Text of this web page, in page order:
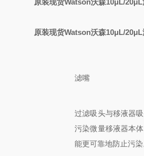
原装现货Watson沃森10μL/
原装现货Watson沃森10μL/
滤嘴
过滤吸头与移液器
污染微量移液器本
能更可靠地防止污